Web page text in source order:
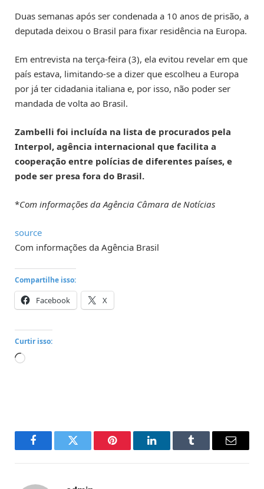
Duas semanas após ser condenada a 10 anos de prisão, a
deputada deixou o Brasil para fixar residência na Europa.
Em entrevista na terça-feira (3), ela evitou revelar em que
país estava, limitando-se a dizer que escolheu a Europa
por já ter cidadania italiana e, por isso, não poder ser
mandada de volta ao Brasil.
Zambelli foi incluída na lista de procurados pela
Interpol, agência internacional que facilita a
cooperação entre polícias de diferentes países, e
pode ser presa fora do Brasil.
*Com informações da Agência Câmara de Notícias
source
Com informações da Agência Brasil
Compartilhe isso:
Facebook X
Curtir isso:
Carregando...
FacebookTwitter Pinterest LinkedInTumblr Email